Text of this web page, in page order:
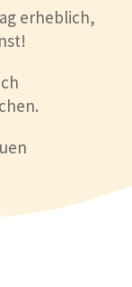
erheblich,